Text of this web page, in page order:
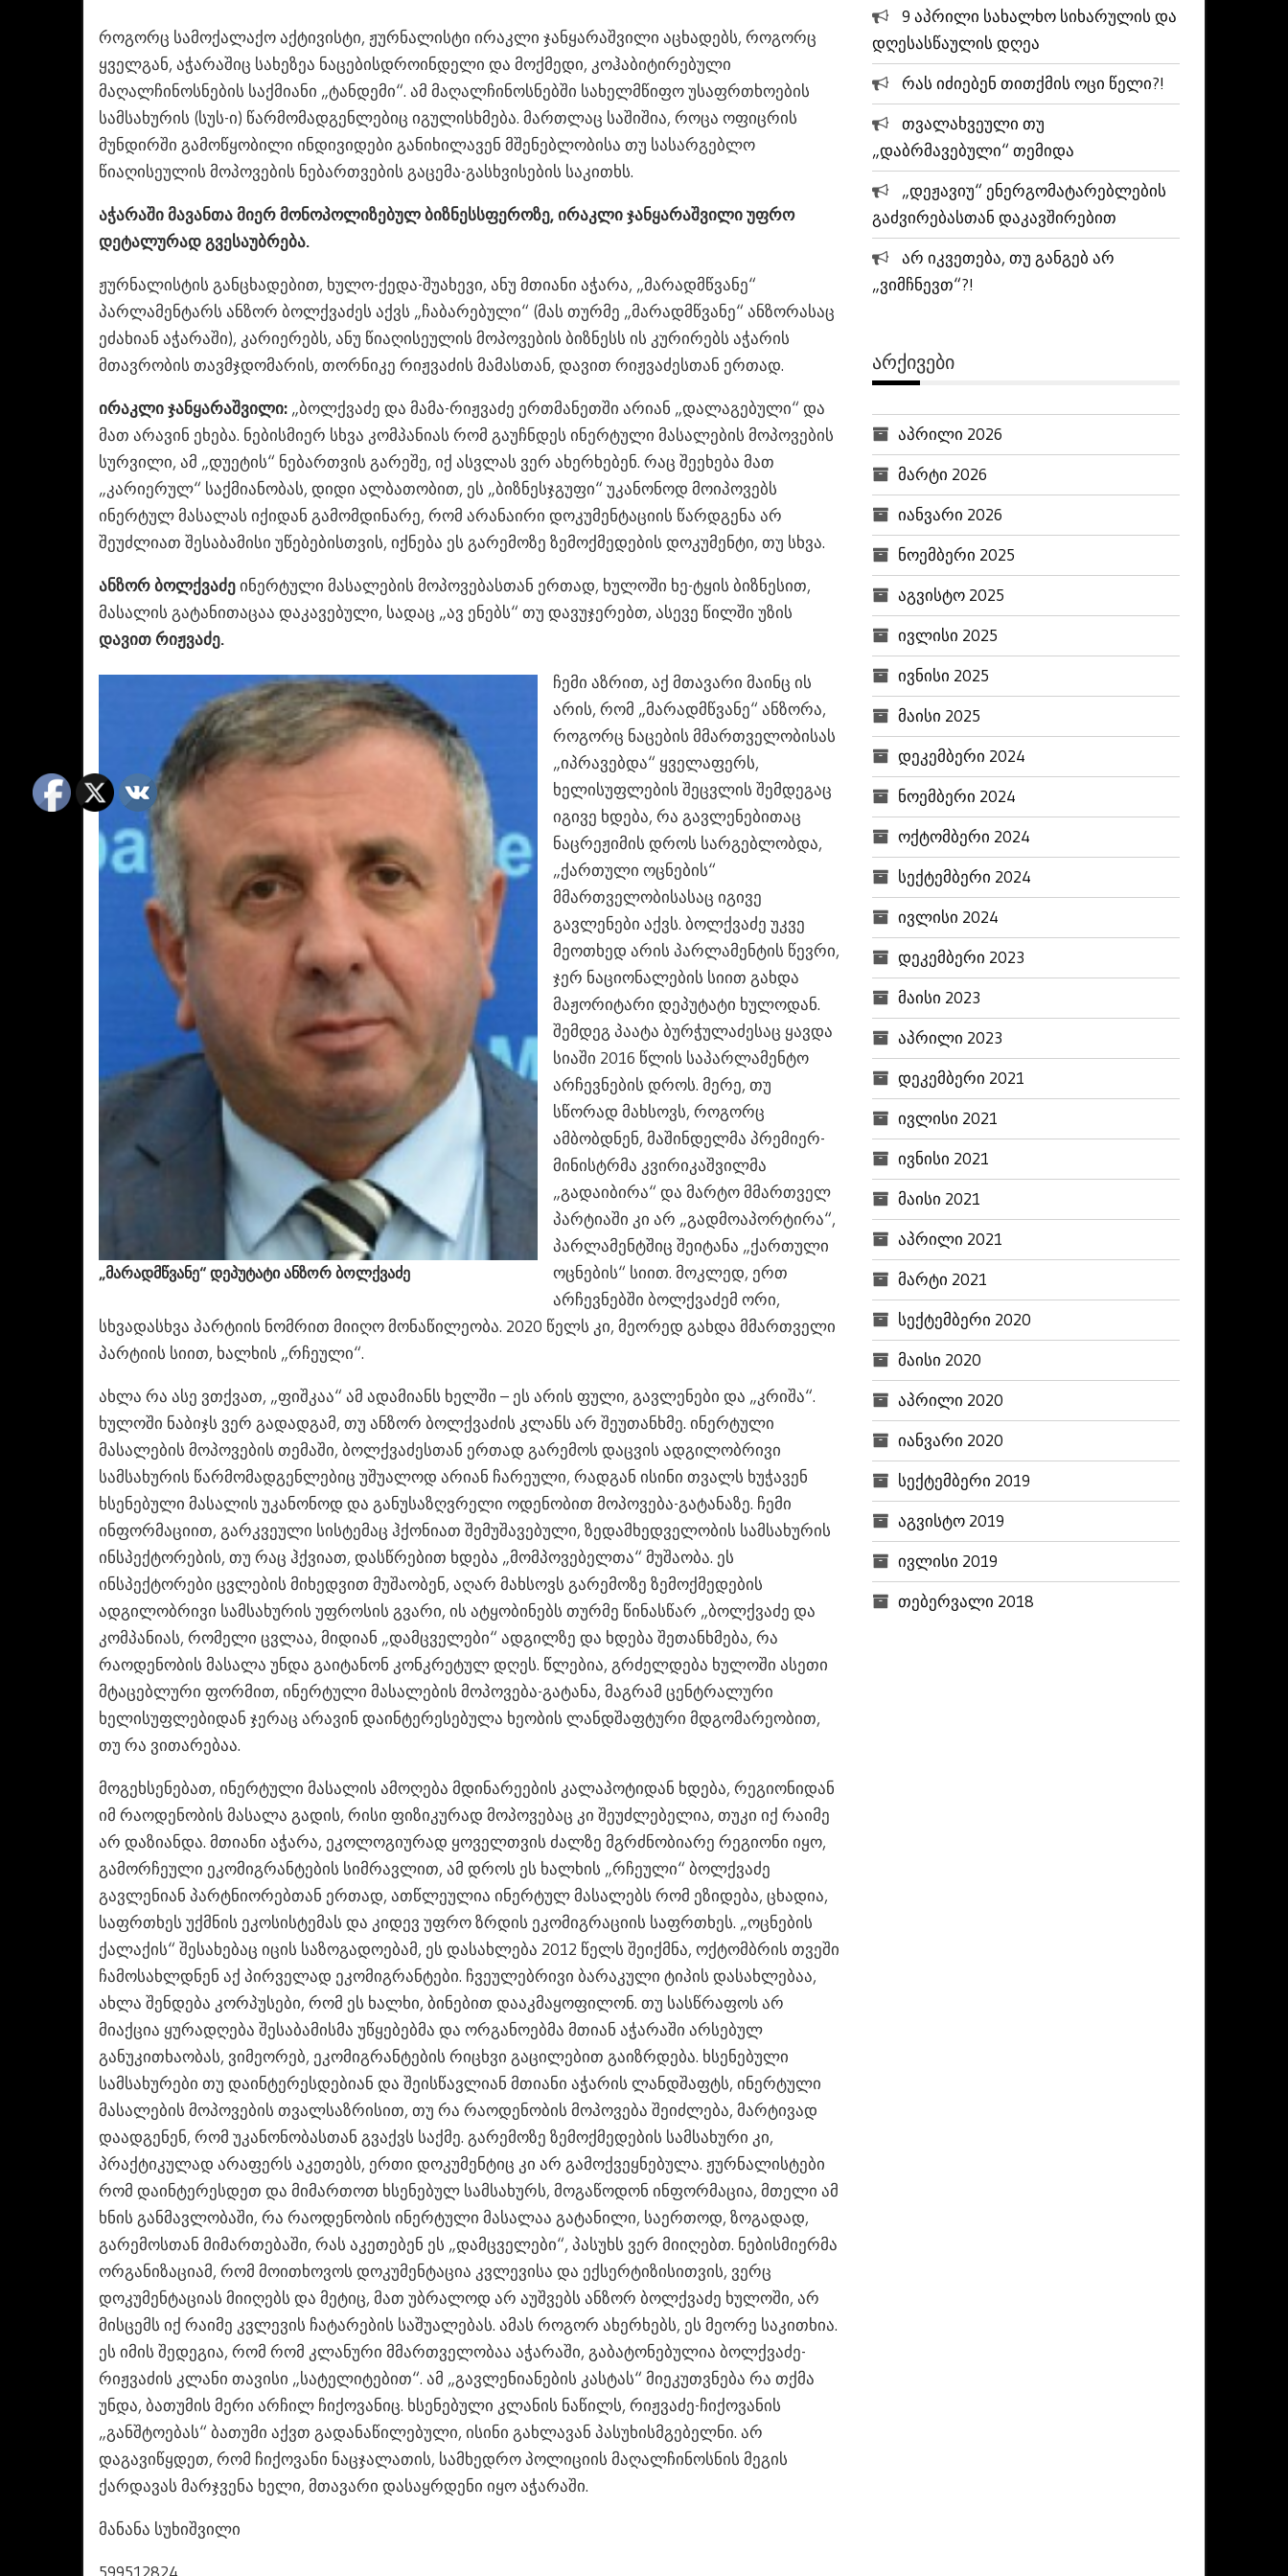
როგორც სამოქალაქო აქტივისტი, ჟურნალისტი ირაკლი ჯანყარაშვილი აცხადებს, როგორც
ყველგან, აჭარაშიც სახეზეა ნაცებისდროინდელი და მოქმედი, კოჰაბიტირებული
მაღალჩინოსნების საქმიანი „ტანდემი“. ამ მაღალჩინოსნებში სახელმწიფო უსაფრთხოების
სამსახურის (სუს-ი) წარმომადგენლებიც იგულისხმება. მართლაც საშიშია, როცა ოფიცრის
მუნდირში გამოწყობილი ინდივიდები განიხილავენ მშენებლობისა თუ სასარგებლო
წიაღისეულის მოპოვების ნებართვების გაცემა-გასხვისების საკითხს.
აჭარაში მავანთა მიერ მონოპოლიზებულ ბიზნესსფეროზე, ირაკლი ჯანყარაშვილი უფრო
დეტალურად გვესაუბრება.
ჟურნალისტის განცხადებით, ხულო-ქედა-შუახევი, ანუ მთიანი აჭარა, „მარადმწვანე“
პარლამენტარს ანზორ ბოლქვაძეს აქვს „ჩაბარებული“ (მას თურმე „მარადმწვანე“ ანზორასაც
ეძახიან აჭარაში), კარიერებს, ანუ წიაღისეულის მოპოვების ბიზნესს ის კურირებს აჭარის
მთავრობის თავმჯდომარის, თორნიკე რიჟვაძის მამასთან, დავით რიჟვაძესთან ერთად.
ირაკლი ჯანყარაშვილი: „ბოლქვაძე და მამა-რიჟვაძე ერთმანეთში არიან „დალაგებული“ და
მათ არავინ ეხება. ნებისმიერ სხვა კომპანიას რომ გაუჩნდეს ინერტული მასალების მოპოვების
სურვილი, ამ „დუეტის“ ნებართვის გარეშე, იქ ასვლას ვერ ახერხებენ. რაც შეეხება მათ
„კარიერულ“ საქმიანობას, დიდი ალბათობით, ეს „ბიზნესჯგუფი“ უკანონოდ მოიპოვებს
ინერტულ მასალას იქიდან გამომდინარე, რომ არანაირი დოკუმენტაციის წარდგენა არ
შეუძლიათ შესაბამისი უწებებისთვის, იქნება ეს გარემოზე ზემოქმედების დოკუმენტი, თუ სხვა.
ანზორ ბოლქვაძეინერტული მასალების მოპოვებასთან ერთად, ხულოში ხე-ტყის ბიზნესით,
მასალის გატანითაცაა დაკავებული, სადაც „ავ ენებს“ თუ დავუჯერებთ, ასევე წილში უზის
დავით რიჟვაძე.
„მარადმწვანე“ დეპუტატი ანზორ ბოლქვაძე
ჩემი აზრით, აქ მთავარი მაინც ის
არის, რომ „მარადმწვანე“ ანზორა,
როგორც ნაცების მმართველობისას
„იპრავებდა“ ყველაფერს,
ხელისუფლების შეცვლის შემდეგაც
იგივე ხდება, რა გავლენებითაც
ნაცრეჟიმის დროს სარგებლობდა,
„ქართული ოცნების“
მმართველობისასაც იგივე
გავლენები აქვს. ბოლქვაძე უკვე
მეოთხედ არის პარლამენტის წევრი,
ჯერ ნაციონალების სიით გახდა
მაჟორიტარი დეპუტატი ხულოდან.
შემდეგ პაატა ბურჭულაძესაც ყავდა
სიაში 2016 წლის საპარლამენტო
არჩევნების დროს. მერე, თუ
სწორად მახსოვს, როგორც
ამბობდნენ, მაშინდელმა პრემიერ-
მინისტრმა კვირიკაშვილმა
„გადაიბირა“ და მარტო მმართველ
პარტიაში კი არ „გადმოაპორტირა“,
პარლამენტშიც შეიტანა „ქართული
ოცნების“ სიით. მოკლედ, ერთ
არჩევნებში ბოლქვაძემ ორი,
სხვადასხვა პარტიის ნომრით მიიღო მონაწილეობა. 2020 წელს კი, მეორედ გახდა მმართველი
პარტიის სიით, ხალხის „რჩეული“.
ახლა რა ასე ვთქვათ, „ფიშკაა“ ამ ადამიანს ხელში – ეს არის ფული, გავლენები და „კრიშა“.
ხულოში ნაბიჯს ვერ გადადგამ, თუ ანზორ ბოლქვაძის კლანს არ შეუთანხმე. ინერტული
მასალების მოპოვების თემაში, ბოლქვაძესთან ერთად გარემოს დაცვის ადგილობრივი
სამსახურის წარმომადგენლებიც უშუალოდ არიან ჩარეული, რადგან ისინი თვალს ხუჭავენ
ხსენებული მასალის უკანონოდ და განუსაზღვრელი ოდენობით მოპოვება-გატანაზე. ჩემი
ინფორმაციით, გარკვეული სისტემაც ჰქონიათ შემუშავებული, ზედამხედველობის სამსახურის
ინსპექტორების, თუ რაც ჰქვიათ, დასწრებით ხდება „მომპოვებელთა“ მუშაობა. ეს
ინსპექტორები ცვლების მიხედვით მუშაობენ, აღარ მახსოვს გარემოზე ზემოქმედების
ადგილობრივი სამსახურის უფროსის გვარი, ის ატყობინებს თურმე წინასწარ „ბოლქვაძე და
კომპანიას, რომელი ცვლაა, მიდიან „დამცველები“ ადგილზე და ხდება შეთანხმება, რა
რაოდენობის მასალა უნდა გაიტანონ კონკრეტულ დღეს. წლებია, გრძელდება ხულოში ასეთი
მტაცებლური ფორმით, ინერტული მასალების მოპოვება-გატანა, მაგრამ ცენტრალური
ხელისუფლებიდან ჯერაც არავინ დაინტერესებულა ხეობის ლანდშაფტური მდგომარეობით,
თუ რა ვითარებაა.
მოგეხსენებათ, ინერტული მასალის ამოღება მდინარეების კალაპოტიდან ხდება, რეგიონიდან
იმ რაოდენობის მასალა გადის, რისი ფიზიკურად მოპოვებაც კი შეუძლებელია, თუკი იქ რაიმე
არ დაზიანდა. მთიანი აჭარა, ეკოლოგიურად ყოველთვის ძალზე მგრძნობიარე რეგიონი იყო,
გამორჩეული ეკომიგრანტების სიმრავლით, ამ დროს ეს ხალხის „რჩეული“ ბოლქვაძე
გავლენიან პარტნიორებთან ერთად, ათწლეულია ინერტულ მასალებს რომ ეზიდება, ცხადია,
საფრთხეს უქმნის ეკოსისტემას და კიდევ უფრო ზრდის ეკომიგრაციის საფრთხეს. „ოცნების
ქალაქის“ შესახებაც იცის საზოგადოებამ, ეს დასახლება 2012 წელს შეიქმნა, ოქტომბრის თვეში
ჩამოსახლდნენ აქ პირველად ეკომიგრანტები. ჩვეულებრივი ბარაკული ტიპის დასახლებაა,
ახლა შენდება კორპუსები, რომ ეს ხალხი, ბინებით დააკმაყოფილონ. თუ სასწრაფოს არ
მიაქცია ყურადღება შესაბამისმა უწყებებმა და ორგანოებმა მთიან აჭარაში არსებულ
განუკითხაობას, ვიმეორებ, ეკომიგრანტების რიცხვი გაცილებით გაიზრდება. ხსენებული
სამსახურები თუ დაინტერესდებიან და შეისწავლიან მთიანი აჭარის ლანდშაფტს, ინერტული
მასალების მოპოვების თვალსაზრისით, თუ რა რაოდენობის მოპოვება შეიძლება, მარტივად
დაადგენენ, რომ უკანონობასთან გვაქვს საქმე. გარემოზე ზემოქმედების სამსახური კი,
პრაქტიკულად არაფერს აკეთებს, ერთი დოკუმენტიც კი არ გამოქვეყნებულა. ჟურნალისტები
რომ დაინტერესდეთ და მიმართოთ ხსენებულ სამსახურს, მოგაწოდონ ინფორმაცია, მთელი ამ
ხნის განმავლობაში, რა რაოდენობის ინერტული მასალაა გატანილი, საერთოდ, ზოგადად,
გარემოსთან მიმართებაში, რას აკეთებენ ეს „დამცველები“, პასუხს ვერ მიიღებთ. ნებისმიერმა
ორგანიზაციამ, რომ მოითხოვოს დოკუმენტაცია კვლევისა და ექსერტიზისითვის, ვერც
დოკუმენტაციას მიიღებს და მეტიც, მათ უბრალოდ არ აუშვებს ანზორ ბოლქვაძე ხულოში, არ
მისცემს იქ რაიმე კვლევის ჩატარების საშუალებას. ამას როგორ ახერხებს, ეს მეორე საკითხია.
ეს იმის შედეგია, რომ რომ კლანური მმართველობაა აჭარაში, გაბატონებულია ბოლქვაძე-
რიჟვაძის კლანი თავისი „სატელიტებით“. ამ „გავლენიანების კასტას“ მიეკუთვნება რა თქმა
უნდა, ბათუმის მერი არჩილ ჩიქოვანიც. ხსენებული კლანის ნაწილს, რიჟვაძე-ჩიქოვანის
„განშტოებას“ ბათუმი აქვთ გადანაწილებული, ისინი გახლავან პასუხისმგებელნი. არ
დაგავიწყდეთ, რომ ჩიქოვანი ნაცჯალათის, სამხედრო პოლიციის მაღალჩინოსნის მეგის
ქარდავას მარჯვენა ხელი, მთავარი დასაყრდენი იყო აჭარაში.
მანანა სუხიშვილი
599512824
9 აპრილი სახალხო სიხარულის და
დღესასწაულის დღეა
რას იძიებენ თითქმის ოცი წელი?!
თვალახვეული თუ
„დაბრმავებული“ თემიდა
„დეჟავიუ“ ენერგომატარებლების
გაძვირებასთან დაკავშირებით
არ იკვეთება, თუ განგებ არ
„ვიმჩნევთ“?!
ᲐᲠᲥᲘᲕᲔᲑᲘ
აპრილი 2026
მარტი 2026
იანვარი 2026
ნოემბერი 2025
აგვისტო 2025
ივლისი 2025
ივნისი 2025
მაისი 2025
დეკემბერი 2024
ნოემბერი 2024
ოქტომბერი 2024
სექტემბერი 2024
ივლისი 2024
დეკემბერი 2023
მაისი 2023
აპრილი 2023
დეკემბერი 2021
ივლისი 2021
ივნისი 2021
მაისი 2021
აპრილი 2021
მარტი 2021
სექტემბერი 2020
მაისი 2020
აპრილი 2020
იანვარი 2020
სექტემბერი 2019
აგვისტო 2019
ივლისი 2019
თებერვალი 2018